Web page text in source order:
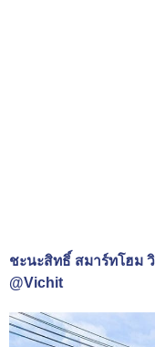
ชะนะสิทธิ์ สมาร์ทโฮม
@Vichit